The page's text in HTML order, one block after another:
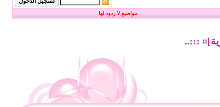
مواضيع لا ردود لها
:::..